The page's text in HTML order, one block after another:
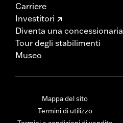
Carriere
Investitori
Diventa una concessionaria
Tour degli stabilimenti
Museo
Mappa del sito
Termini di utilizzo